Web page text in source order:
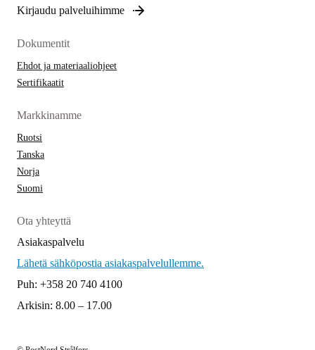
Kirjaudu palveluihimme
Dokumentit
Ehdot ja materiaaliohjeet
Sertifikaatit
Markkinamme
Ruotsi
Tanska
Norja
Suomi
Ota yhteyttä
Asiakaspalvelu
Lähetä sähköpostia asiakaspalvelullemme.
Puh: +358 20 740 4100
Arkisin: 8.00 – 17.00